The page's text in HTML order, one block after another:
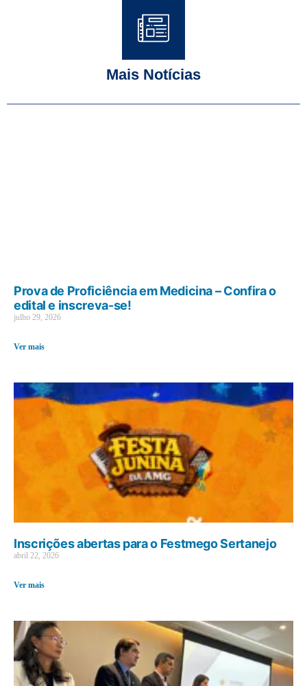
Mais Notícias
Prova de Proficiência em Medicina – Confira o
edital e inscreva-se!
julho 29, 2026
Ver mais
Inscrições abertas para o Festmego Sertanejo
abril 22, 2026
Ver mais